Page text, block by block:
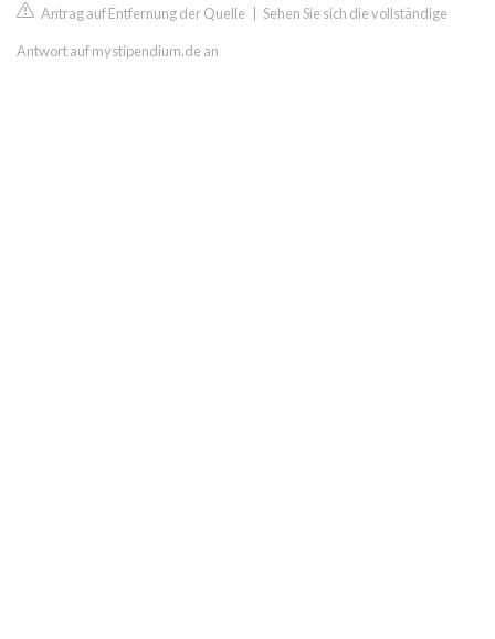
Antrag auf Entfernung der Quelle Sehen Sie sich die vollständige
Antwort auf mystipendium.de an